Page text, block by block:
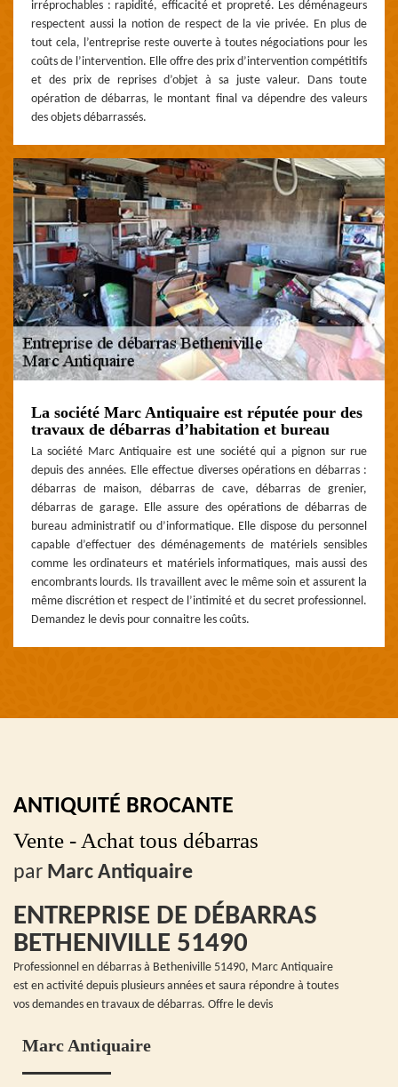
irréprochables : rapidité, efficacité et propreté. Les déménageurs
respectent aussi la notion de respect de la vie privée. En plus de
tout cela, l’entreprise reste ouverte à toutes négociations pour les
coûts de l’intervention. Elle offre des prix d’intervention compétitifs
et des prix de reprises d’objet à sa juste valeur. Dans toute
opération de débarras, le montant final va dépendre des valeurs
des objets débarrassés.
La société Marc Antiquaire est réputée pour des
travaux de débarras d’habitation et bureau
La société Marc Antiquaire est une société qui a pignon sur rue
depuis des années. Elle effectue diverses opérations en débarras :
débarras de maison, débarras de cave, débarras de grenier,
débarras de garage. Elle assure des opérations de débarras de
bureau administratif ou d’informatique. Elle dispose du personnel
capable d’effectuer des déménagements de matériels sensibles
comme les ordinateurs et matériels informatiques, mais aussi des
encombrants lourds. Ils travaillent avec le même soin et assurent la
même discrétion et respect de l’intimité et du secret professionnel.
Demandez le devis pour connaitre les coûts.
ANTIQUITÉ BROCANTE
Vente - Achat tous débarras
par Marc Antiquaire
ENTREPRISE DE DÉBARRAS
BETHENIVILLE 51490
Professionnel en débarras à Betheniville 51490, Marc Antiquaire
est en activité depuis plusieurs années et saura répondre à toutes
vos demandes en travaux de débarras. Offre le devis
Marc Antiquaire